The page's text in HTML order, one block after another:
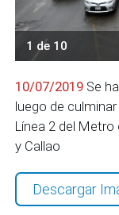
1 de 10
10/07/2019 Se
luego de
Línea 2 del Metro
y Callao
Descargar